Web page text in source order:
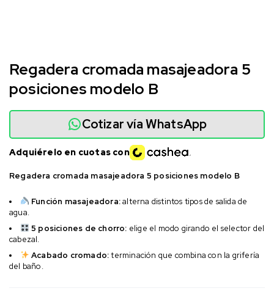
Regadera cromada masajeadora 5
posiciones modelo B
Regadera cromada masajeadora 5 posiciones modelo B
Función masajeadora:alterna distintos tipos de salida de
agua.
5 posiciones de chorro: elige el modo girando el selector del
cabezal.
Acabado cromado:terminación que combina con la grifería
del baño.
Cotizar vía WhatsApp
Adquiérelo en cuotas con